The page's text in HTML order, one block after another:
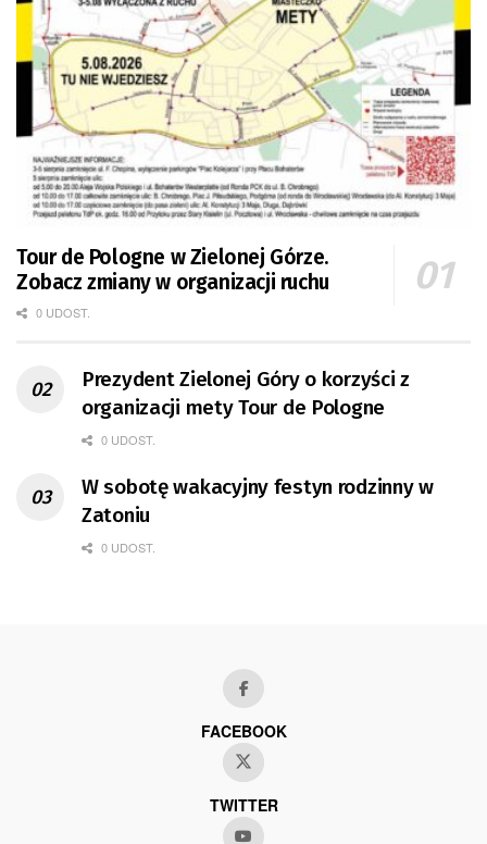
Tour de Pologne w Zielonej Górze.
Zobacz zmiany w organizacji ruchu
0 UDOST.
Prezydent Zielonej Góry o korzyści z
organizacji mety Tour de Pologne
0 UDOST.
W sobotę wakacyjny festyn rodzinny w
Zatoniu
0 UDOST.
FACEBOOK
TWITTER